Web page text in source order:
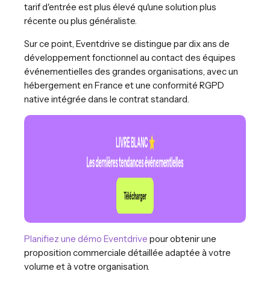
tarif d'entrée est plus élevé qu'une solution plus
récente ou plus généraliste.
Sur ce point, Eventdrive se distingue par dix ans de
développement fonctionnel au contact des équipes
événementielles des grandes organisations, avec un
hébergement en France et une conformité RGPD
native intégrée dans le contrat standard.
Planifiez une démo Eventdrive pour obtenir une
proposition commerciale détaillée adaptée à votre
volume et à votre organisation.